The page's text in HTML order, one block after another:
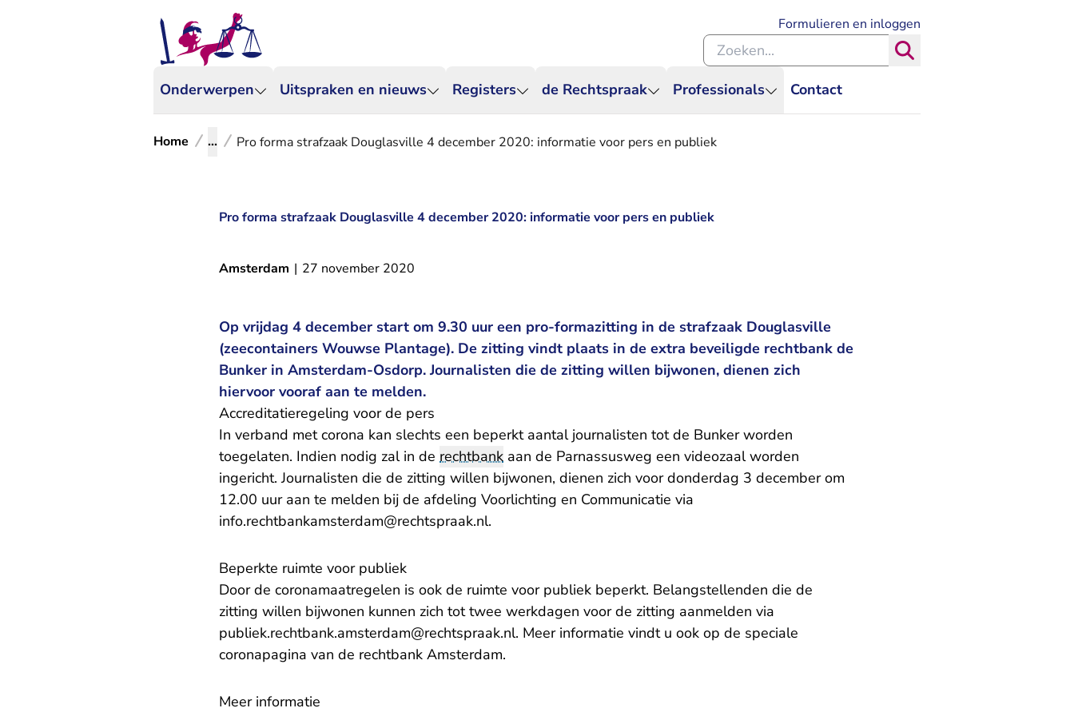
Onderwerpen Uitspraken en nieuws Registers de Rechtspraak Professionals Contact
Formulieren en inloggen
Zoeken binnen de Rechtspraak
Home ... Pro forma strafzaak Douglasville 4 december 2020: informatie voor pers en publiek
Pro forma strafzaak Douglasville 4 december 2020: informatie voor pers en publiek
Amsterdam | 27 november 2020
Op vrijdag 4 december start om 9.30 uur een pro-formazitting in de strafzaak Douglasville
(zeecontainers Wouwse Plantage). De zitting vindt plaats in de extra beveiligde rechtbank de
Bunker in Amsterdam-Osdorp. Journalisten die de zitting willen bijwonen, dienen zich
hiervoor vooraf aan te melden.
Accreditatieregeling voor de pers
In verband met corona kan slechts een beperkt aantal journalisten tot de Bunker worden
toegelaten. Indien nodig zal in de rechtbank aan de Parnassusweg een videozaal worden
ingericht. Journalisten die de zitting willen bijwonen, dienen zich voor donderdag 3 december om
12.00 uur aan te melden bij de afdeling Voorlichting en Communicatie via
info.rechtbankamsterdam@rechtspraak.nl- U verlaat Rechtspraak.nl
.
Beperkte ruimte voor publiek
Door de coronamaatregelen is ook de ruimte voor publiek beperkt. Belangstellenden die de
zitting willen bijwonen kunnen zich tot twee werkdagen voor de zitting aanmelden via
publiek.rechtbank.amsterdam@rechtspraak.nl- U verlaat Rechtspraak.nl
. Meer informatie vindt u ook op de speciale
coronapagina van de rechtbank Amsterdam.
Meer informatie